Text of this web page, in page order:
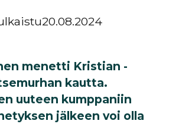
20.08.2024
menetti Kristian -
kautta.
uuteen kumppaniin
jälkeen voi olla